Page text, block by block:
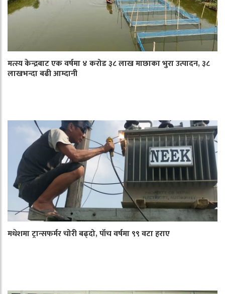
मत्स्य केन्द्रबाट एक वर्षमा ४ करोड ३८ लाख माछाका भुरा उत्पादन, ३८
लाखभन्दा बढी आम्दानी
मधेशमा ट्रान्सफर्मर चोरी बढ्दो, पाँच वर्षमा ९९ वटा हराए